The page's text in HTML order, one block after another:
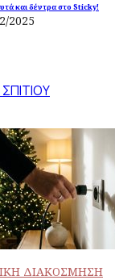
και δέντρα στο Sticky!
2025
ΔΙΑΚΟΣΜΗΣΗ